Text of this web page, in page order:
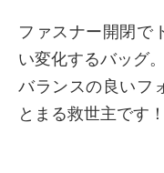
ファスナー開閉で
い変化するバッグ。
バランスの良いフ
とまる救世主です！